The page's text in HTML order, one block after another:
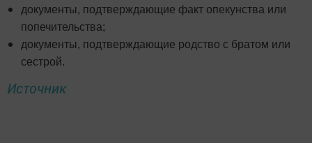
документы, подтверждающие факт опекунства или
попечительства;
документы, подтверждающие родство с братом или
сестрой.
Источник